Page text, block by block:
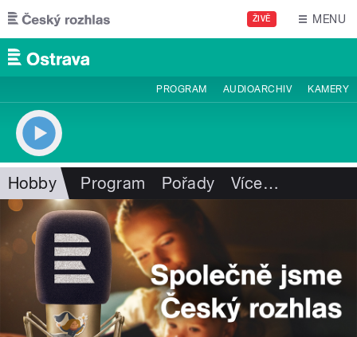
Přejít k hlavnímu obsahu
ŽIVĚ MENU
PROGRAM AUDIOARCHIV KAMERY
Hobby Program Pořady Více…